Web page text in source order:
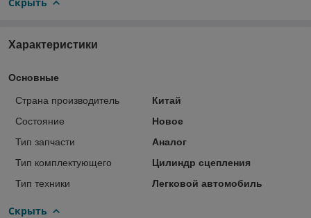
Характеристики
Основные
Страна производитель
Китай
Состояние
Новое
Тип запчасти
Аналог
Тип комплектующего
Цилиндр сцепления
Тип техники
Легковой автомобиль
Скрыть